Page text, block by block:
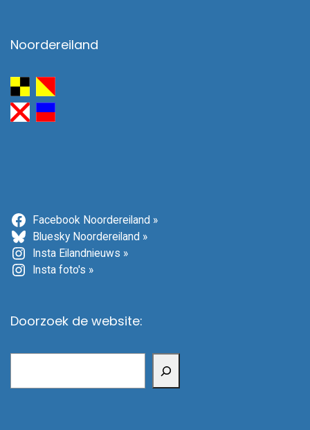
Noordereiland
Facebook Noordereiland »
Bluesky Noordereiland »
Insta Eilandnieuws »
Insta foto's »
Doorzoek de website: